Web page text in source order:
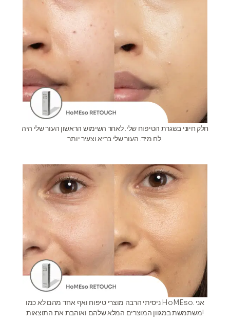
חלק חיוני בשגרת הטיפוח שלי. לאחר השימוש הראשון העור שלי היה
לח מיד. העור שלי בריא וצעיר יותר.
ניסיתי הרבה מוצרי טיפוח ואף אחד מהם לא כמו HoMEso. אני
משתמשת במגוון המוצרים המלא שלהם ואוהבת את התוצאות!